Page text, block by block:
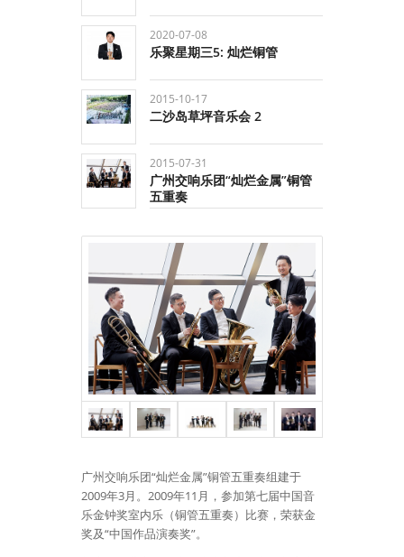
2020-07-08
乐聚星期三5: 灿烂铜管
2015-10-17
二沙岛草坪音乐会 2
2015-07-31
广州交响乐团“灿烂金属”铜管
五重奏
广州交响乐团“灿烂金属”铜管五重奏组建于
2009年3月。2009年11月，参加第七届中国音
乐金钟奖室内乐（铜管五重奏）比赛，荣获金
奖及“中国作品演奏奖”。